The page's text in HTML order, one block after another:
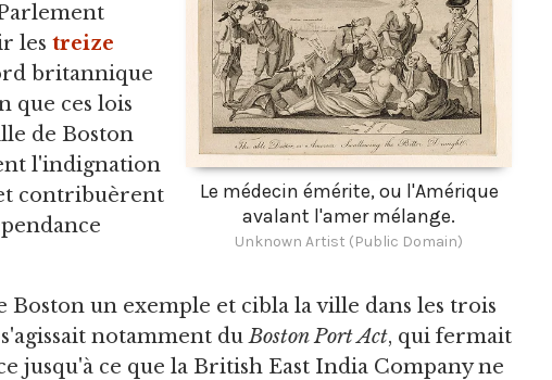
Le médecin émérite, ou l'Amérique
avalant l'amer mélange.
Unknown Artist (Public Domain)
les treize
britannique
que ces lois
de Boston
l'indignation
contribuèrent
un exemple et cibla la ville dans les trois
notamment duBoston Port Act, qui fermait
jusqu'à ce que la British East India Company ne